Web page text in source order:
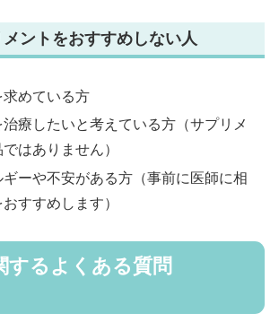
ントをおすすめしない人
求めている方
療したいと考えている方（サプリメ
はありません）
ギーや不安がある方（事前に医師に相
すすめします）
するよくある質問